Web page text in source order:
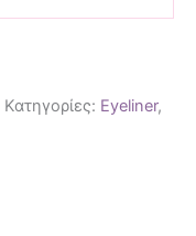
Κατηγορίες: Eyeliner,